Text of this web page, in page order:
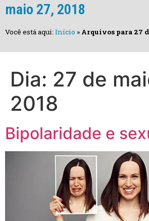
maio 27, 2018
Você está aqui: Início » Arquivos para 27
Dia: 27 de
2018
Bipolaridade e